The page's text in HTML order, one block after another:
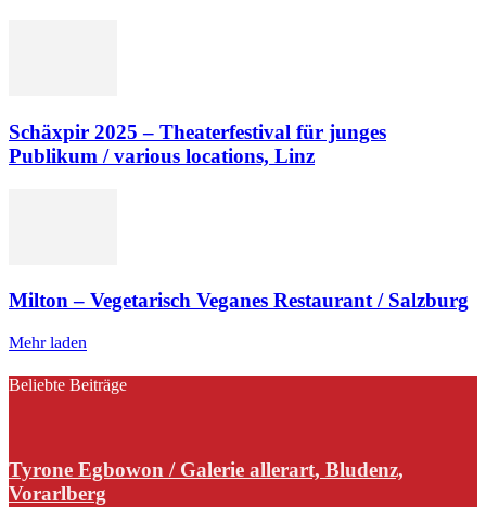
Schäxpir 2025 – Theaterfestival für junges
Publikum / various locations, Linz
Milton – Vegetarisch Veganes Restaurant / Salzburg
Mehr laden
Beliebte Beiträge
Tyrone Egbowon / Galerie allerart, Bludenz,
Vorarlberg